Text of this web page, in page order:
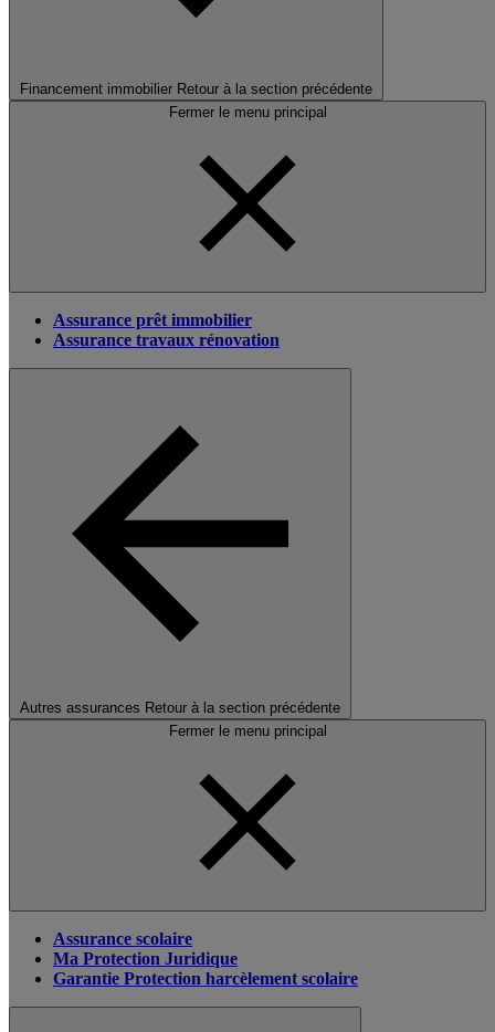
Financement immobilier Retour à la section précédente
Fermer le menu principal
Assurance prêt immobilier
Assurance travaux rénovation
Autres assurances Retour à la section précédente
Fermer le menu principal
Assurance scolaire
Ma Protection Juridique
Garantie Protection harcèlement scolaire